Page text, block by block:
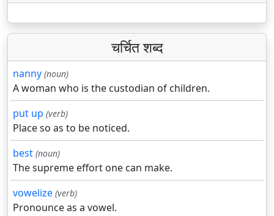
चर्चित शब्द
nanny (noun)
A woman who is the custodian of children.
put up (verb)
Place so as to be noticed.
best (noun)
The supreme effort one can make.
vowelize (verb)
Pronounce as a vowel.